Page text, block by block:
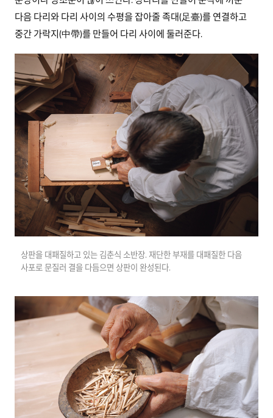
다음 다리와 다리 사이의 수평을 잡아줄 족대(足臺)를 연결하고
중간 가락지(中帶)를 만들어 다리 사이에 둘러준다.
상판을 대패질하고 있는 김춘식 소반장. 재단한 부재를 대패질한 다음
사포로 문질러 결을 다듬으면 상판이 완성된다.